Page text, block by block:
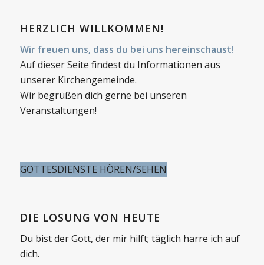
HERZLICH WILLKOMMEN!
Wir freuen uns, dass du bei uns hereinschaust!
Auf dieser Seite findest du Informationen aus
unserer Kirchengemeinde.
Wir begrüßen dich gerne bei unseren
Veranstaltungen!
GOTTESDIENSTE HÖREN/SEHEN
DIE LOSUNG VON HEUTE
Du bist der Gott, der mir hilft; täglich harre ich auf
dich.